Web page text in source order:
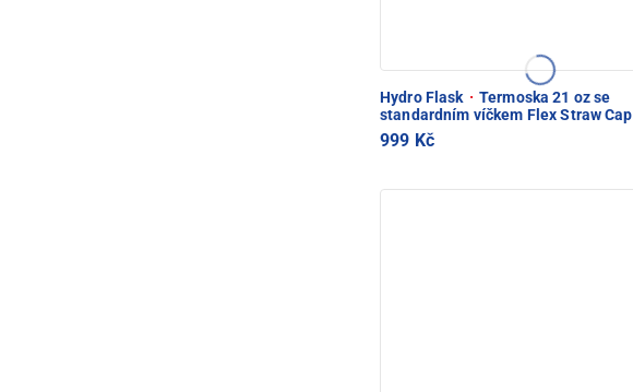
Hydro Flask · Termoska 21 oz se
standardním víčkem Flex Straw Cap
999 Kč